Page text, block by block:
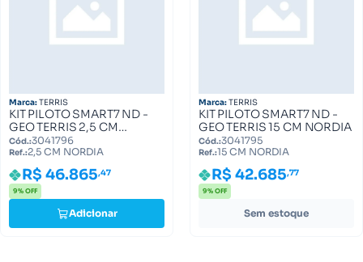
Marca:TERRIS
KIT PILOTO SMART7 ND -
GEO TERRIS 2,5 CM
NORDIA
Cód.:3041796
Ref.:2,5 CM NORDIA
R$ 46.865,47
9% OFF
Adicionar
Marca:TERRIS
KIT PILOTO SMART7 ND -
GEO TERRIS 15 CM NORDIA
Cód.:3041795
Ref.:15 CM NORDIA
R$ 42.685,77
9% OFF
Sem estoque